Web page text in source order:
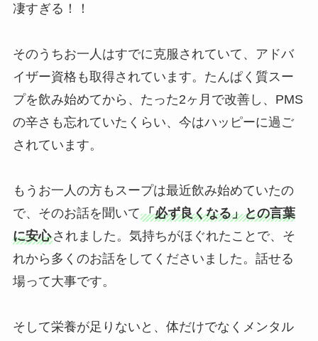
凄すぎる！！
そのうちお一人はすでに克服されていて、アドバ
イザー資格も取得されています。たんぱく質スー
プを飲み始めてから、たった2ヶ月で改善し、PMS
の辛さも忘れていたくらい、今はハッピーに過ご
されています。
もうお一人の方もスープは最近飲み始めていたの
で、そのお話を聞いて「必ず良くなる」との言葉
に安心されました。気持ちがほぐれたことで、そ
れから多くのお話をしてくださいました。話せる
場って大事です。
そして栄養が足りないと、体だけでなくメンタル